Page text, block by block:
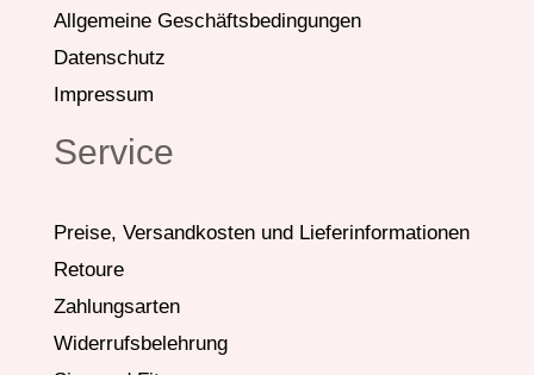
Allgemeine Geschäftsbedingungen
Datenschutz
Impressum
Service
Preise, Versandkosten und Lieferinformationen
Retoure
Zahlungsarten
Widerrufsbelehrung